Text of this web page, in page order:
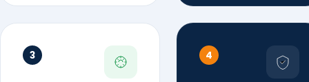
3 4